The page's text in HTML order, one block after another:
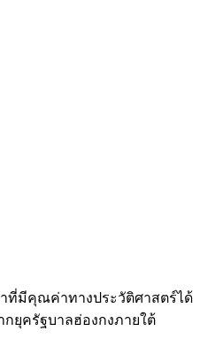
ที่มีคุณค่าทางประวัติศาสตร์ได้
กยุครัฐบาลฮ่องกงภายใต้